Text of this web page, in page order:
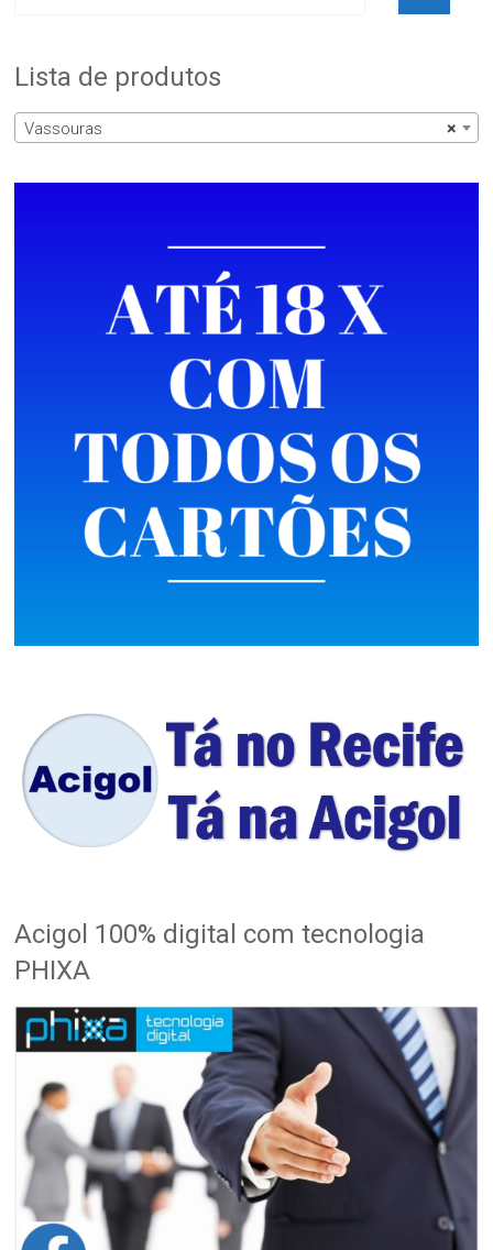
Lista de produtos
×
Vassouras
Acigol 100% digital com tecnologia
PHIXA